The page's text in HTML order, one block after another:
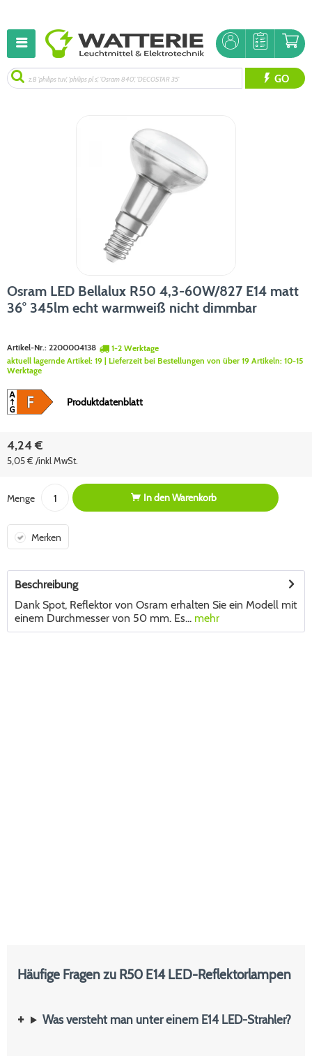
GO
Osram LED Bellalux R50 4,3-60W/827 E14 matt
36° 345lm echt warmweiß nicht dimmbar
Artikel-Nr.: 2200004138
1-2 Werktage
aktuell lagernde Artikel: 19 | Lieferzeit bei Bestellungen von über 19 Artikeln: 10-15
Werktage
Produktdatenblatt
4,24 €
5,05 € /inkl MwSt.
Menge In denWarenkorb
Merken
Beschreibung
Dank Spot, Reflektor von Osram erhalten Sie ein Modell mit
einem Durchmesser von 50 mm. Es... mehr
Häufige Fragen zu R50 E14 LED-Reflektorlampen
Was versteht man unter einem E14 LED-Strahler?